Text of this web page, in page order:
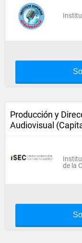
Producción y
Audiovisual
de la